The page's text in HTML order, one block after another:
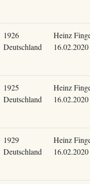
1926
Deutschland
Heinz
16.02.2020
1925
Deutschland
Heinz
16.02.2020
1929
Deutschland
Heinz
16.02.2020